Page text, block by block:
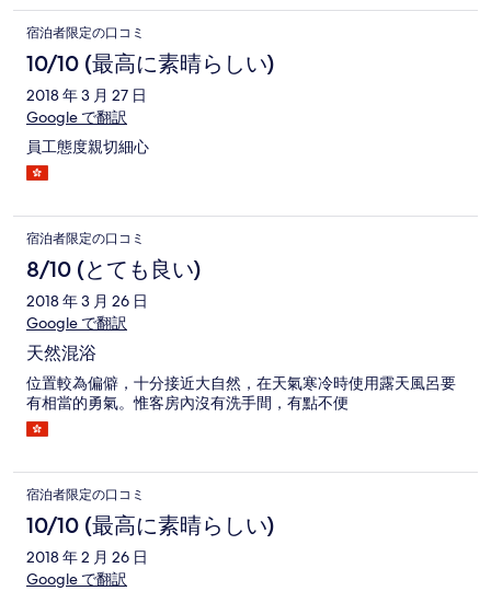
宿泊者限定の口コミ
10/10 (最高に素晴らしい)
2018 年 3 月 27 日
Google で翻訳
員工態度親切細心
宿泊者限定の口コミ
8/10 (とても良い)
2018 年 3 月 26 日
Google で翻訳
天然混浴
位置較為偏僻，十分接近大自然，在天氣寒冷時使用露天風呂要
有相當的勇氣。惟客房內沒有洗手間，有點不便
宿泊者限定の口コミ
10/10 (最高に素晴らしい)
2018 年 2 月 26 日
Google で翻訳